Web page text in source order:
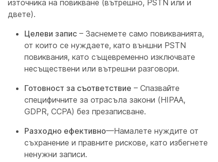
източника на повикване (вътрешно, PSTN или и
двете).
Целеви запис – Заснемете само повикванията,
от които се нуждаете, като външни PSTN
повиквания, като същевременно изключвате
несъществени или вътрешни разговори.
Готовност за съответствие – Спазвайте
специфичните за отрасъла закони (HIPAA,
GDPR, CCPA) без презаписване.
Разходно ефективно—Намалете нуждите от
съхранение и правните рискове, като избегнете
ненужни записи.